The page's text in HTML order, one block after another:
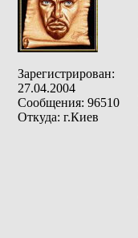
Зарегистрирован:
27.04.2004
Сообщения: 96510
Откуда: г.Киев